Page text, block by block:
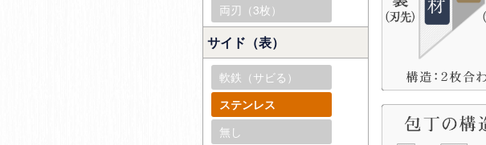
両刃（3枚）
サイド（表）
軟鉄（サビる）
ステンレス
無し